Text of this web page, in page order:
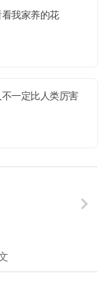
看我家养的花
一定比人类厉害